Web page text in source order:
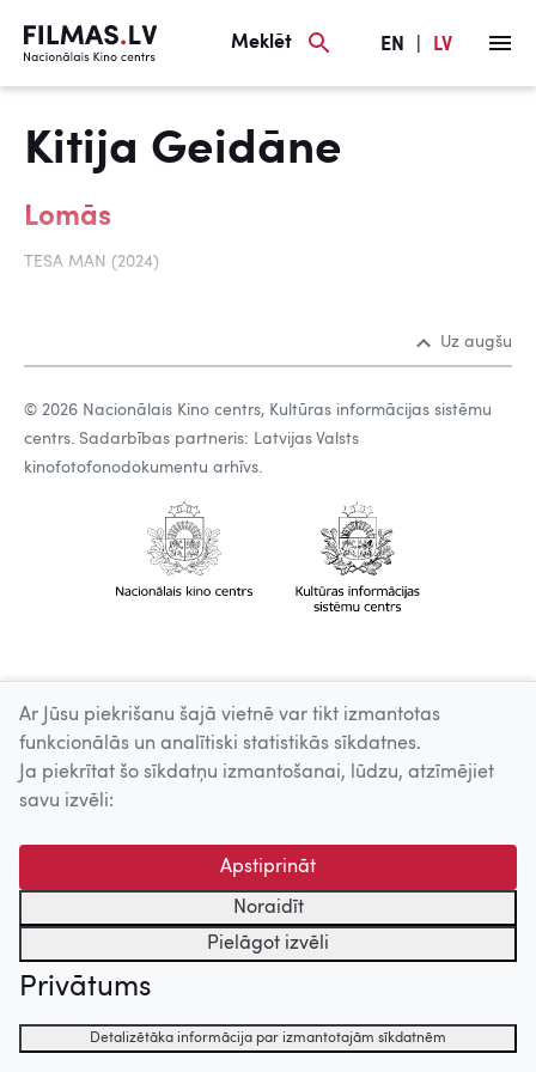
Meklēt EN LV
Kitija Geidāne
Lomās
TESA MAN (2024)
Uz augšu
© 2026 Nacionālais Kino centrs, Kultūras informācijas sistēmu
centrs. Sadarbības partneris: Latvijas Valsts
kinofotofonodokumentu arhīvs.
Ar Jūsu piekrišanu šajā vietnē var tikt izmantotas
funkcionālās un analītiski statistikās sīkdatnes.
Ja piekrītat šo sīkdatņu izmantošanai, lūdzu, atzīmējiet
savu izvēli:
Apstiprināt
Noraidīt
Pielāgot izvēli
Privātums
Detalizētāka informācija par izmantotajām sīkdatnēm